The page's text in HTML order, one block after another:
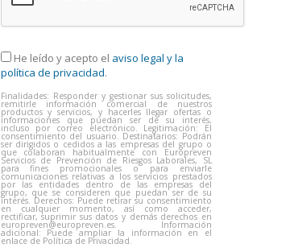
He leído y acepto el aviso legal y la
política de privacidad.
Finalidades: Responder y gestionar sus solicitudes,
remitirle información comercial de nuestros
productos y servicios, y hacerles llegar ofertas o
informaciones que puedan ser de su interés,
incluso por correo electrónico. Legitimación: El
consentimiento del usuario. Destinatarios: Podrán
ser dirigidos o cedidos a las empresas del grupo o
que colaboran habitualmente con Europreven
Servicios de Prevención de Riesgos Laborales, SL
para fines promocionales o para enviarle
comunicaciones relativas a los servicios prestados
por las entidades dentro de las empresas del
grupo, que se consideren que puedan ser de su
interés. Derechos: Puede retirar su consentimiento
en cualquier momento, así como acceder,
rectificar, suprimir sus datos y demás derechos en
europreven@europreven.es. Información
adicional: Puede ampliar la información en el
enlace de Política de Privacidad.